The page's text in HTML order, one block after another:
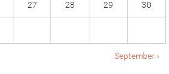
27 28 29 30
September ›